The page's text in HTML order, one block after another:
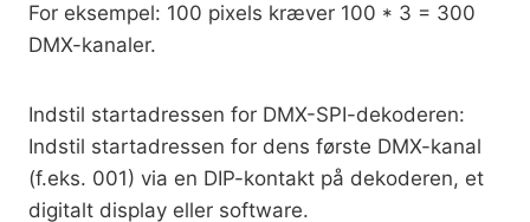
For eksempel: 100 pixels kræver 100 * 3 = 300
DMX-kanaler.
Indstil startadressen for DMX-SPI-dekoderen:
Indstil startadressen for dens første DMX-kanal
(f.eks. 001) via en DIP-kontakt på dekoderen, et
digitalt display eller software.